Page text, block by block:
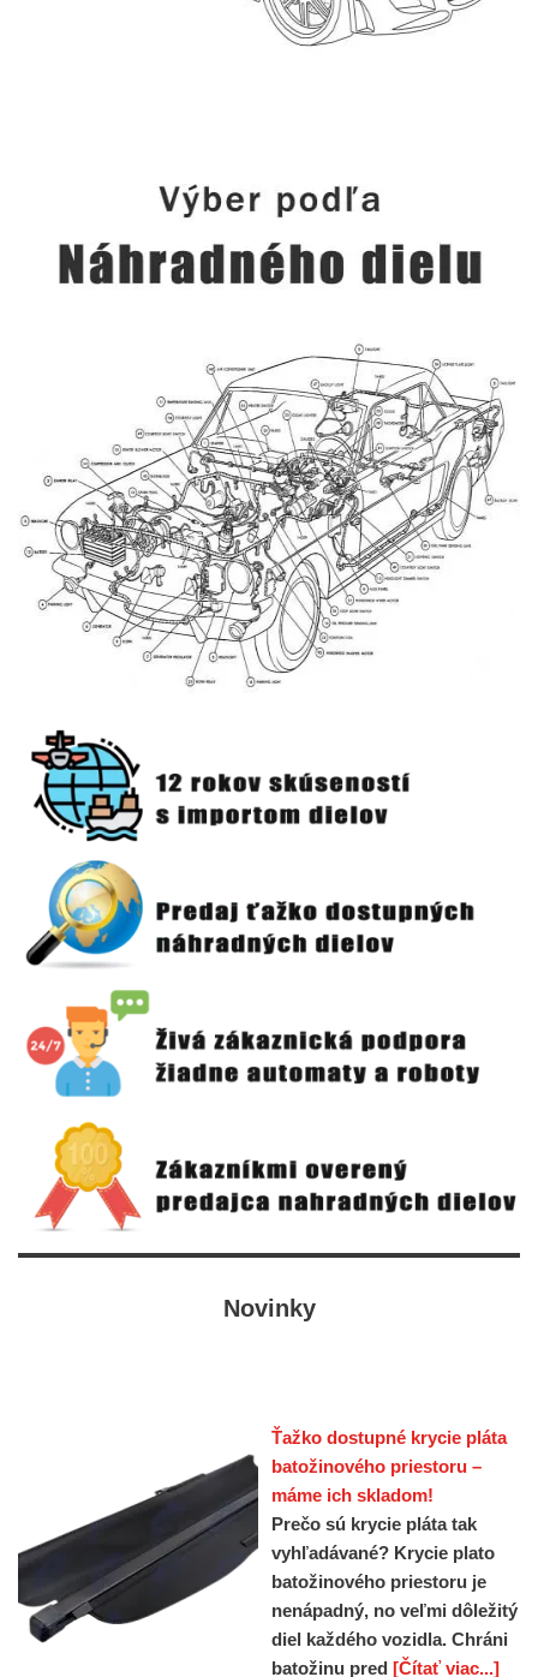
Novinky
Ťažko dostupné krycie pláta
batožinového priestoru –
máme ich skladom!
Prečo sú krycie pláta tak
vyhľadávané? Krycie plato
batožinového priestoru je
nenápadný, no veľmi dôležitý
diel každého vozidla. Chráni
batožinu pred[Čítať viac...]